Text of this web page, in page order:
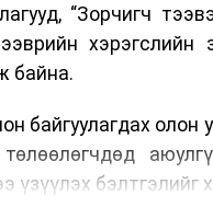
“Зорчигч
хэрэгслийн
байна.
байгуулагдах
үзүүлэх бэлтгэлийг